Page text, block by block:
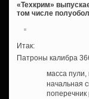
«Техкрим»
том числе
Итак:
Патроны калибра
масса пули,
начальная